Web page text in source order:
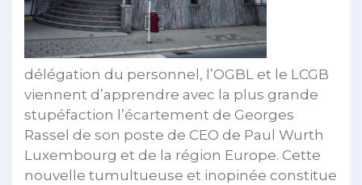
délégation du personnel, l’OGBL et le LCGB
viennent d’apprendre avec la plus grande
stupéfaction l’écartement de Georges
Rassel de son poste de CEO de Paul Wurth
Luxembourg et de la région Europe. Cette
nouvelle tumultueuse et inopinée constitue